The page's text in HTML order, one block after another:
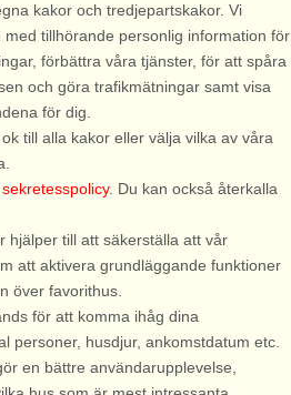
Stugnr: 8285
Håcksvik
9 personer, 143 m²
Det senaste inom modernt och
är precis det du får med detta
har panoramafönster längs
hela huset för att ge ...
kakor och tredjepartskakor. Vi
tillhörande personlig information för
förbättra våra tjänster, för att spåra
och göra trafikmätningar samt visa
för dig.
till alla kakor eller välja vilka av våra
. Du kan också återkalla
hjälper till att säkerställa att vår
att aktivera grundläggande funktioner
över favorithus.
för att komma ihåg dina
personer, husdjur, ankomstdatum etc.
en bättre användarupplevelse,